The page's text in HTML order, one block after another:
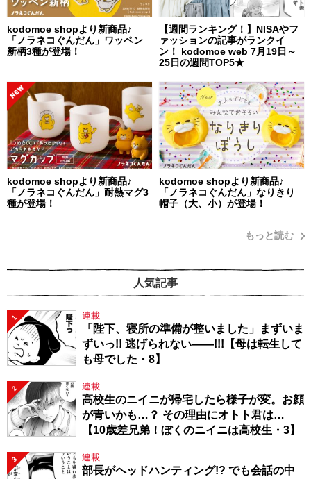
kodomoe shopより新商品♪
「ノラネコぐんだん」ワッペン
新柄3種が登場！
【週間ランキング！】NISAやフ
ァッションの記事がランクイ
ン！ kodomoe web 7月19日～
25日の週間TOP5★
kodomoe shopより新商品♪
「ノラネコぐんだん」耐熱マグ3
種が登場！
kodomoe shopより新商品♪
「ノラネコぐんだん」なりきり
帽子（大、小）が登場！
もっと読む
人気記事
1 連載
「陛下、寝所の準備が整いました」まずいま
ずいっ!! 逃げられない――!!!【母は転生して
も母でした・8】
2 連載
高校生のニイニが帰宅したら様子が変。お顔
が青いかも…？ その理由にオトト君は…
【10歳差兄弟！ぼくのニイニは高校生・3】
3 連載
部長がヘッドハンティング!? でも会話の中